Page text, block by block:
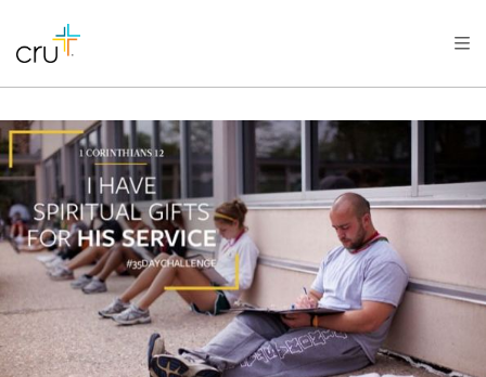
AFRICA
AMERICA / CARIBBEAN
OCEANIA